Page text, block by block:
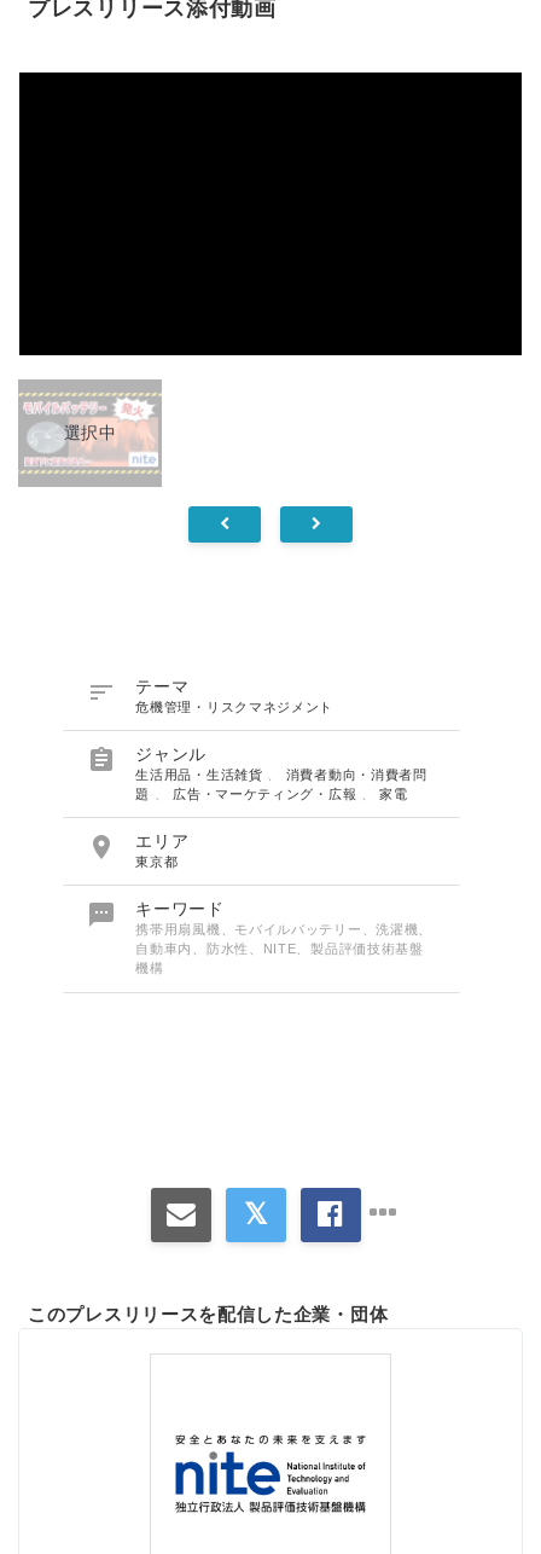
プレスリリース添付動画
選択中
 テーマ
危機管理・リスクマネジメント
 ジャンル
生活用品・生活雑貨
消費者動向・消費者問
題
広告・マーケティング・広報 、家電
 エリア
東京都
 キーワード
携帯用扇風機、モバイルバッテリー、洗濯機、
自動車内、防水性、NITE、製品評価技術基盤
機構
このプレスリリースを配信した企業・団体